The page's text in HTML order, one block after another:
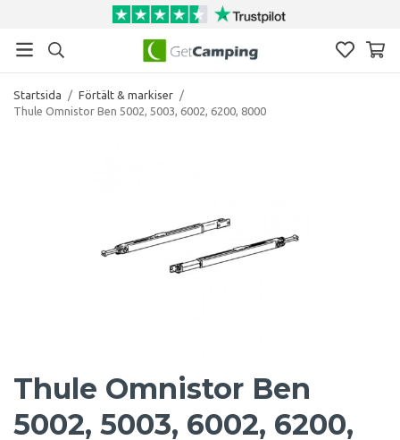
Startsida / Förtält & markiser /
Thule Omnistor Ben 5002, 5003, 6002, 6200, 8000
Thule Omnistor Ben
5002, 5003, 6002, 6200,